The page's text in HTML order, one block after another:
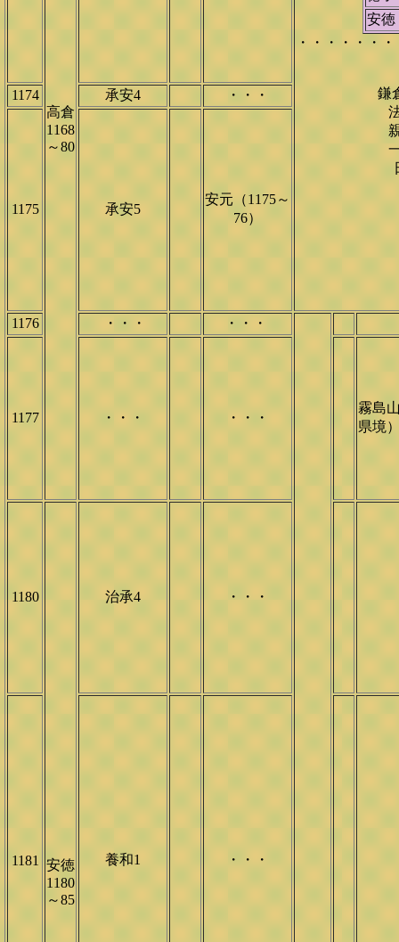
安徳
・・・・・・
鎌
高倉
1168
～80
1174 承安4 ・・・
1175 承安5
安元（1175～
76）
1176 ・・・ ・・・
1177 ・・・ ・・・
霧島
県境
1180
安徳
1180
～85
治承4 ・・・
1181 養和1 ・・・